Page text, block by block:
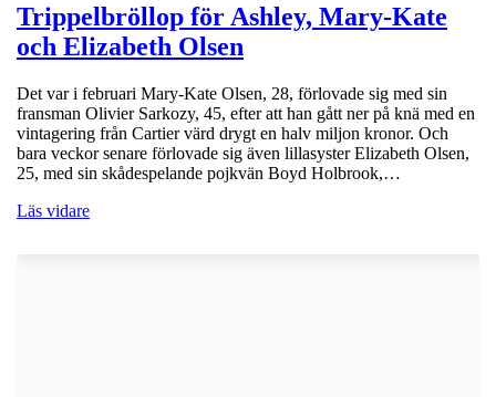
Trippelbröllop för Ashley, Mary-Kate
och Elizabeth Olsen
Det var i februari Mary-Kate Olsen, 28, förlovade sig med sin
fransman Olivier Sarkozy, 45, efter att han gått ner på knä med en
vintagering från Cartier värd drygt en halv miljon kronor. Och
bara veckor senare förlovade sig även lillasyster Elizabeth Olsen,
25, med sin skådespelande pojkvän Boyd Holbrook,…
Läs vidare